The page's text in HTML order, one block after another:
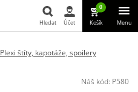
Hledat
Hledat Účet
0
Košík Menu
Plexi štíty, kapotáže, spoilery
Náš kód: P580